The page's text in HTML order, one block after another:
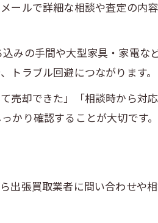
項目
準備
を左右
説
回避策
策方法
ールで詳細な相談や査定の内
みの手間や大型家具・家電な
ラブル回避につながります。
売却できた」「相談時から対
かり確認することが大切です。
出張買取業者に問い合わせや